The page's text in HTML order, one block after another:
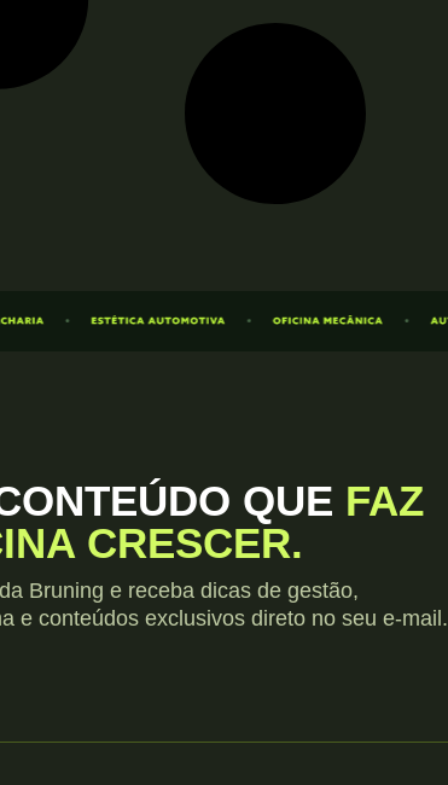
QUE FAZ
CRESCER.
Bruning e receba dicas de gestão,
e conteúdos exclusivos direto no seu e-mail.